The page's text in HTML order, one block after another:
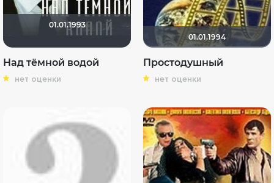
01.01.1993
Над тёмной водой
нет оценки
01.01.1994
Простодушный
нет оценки